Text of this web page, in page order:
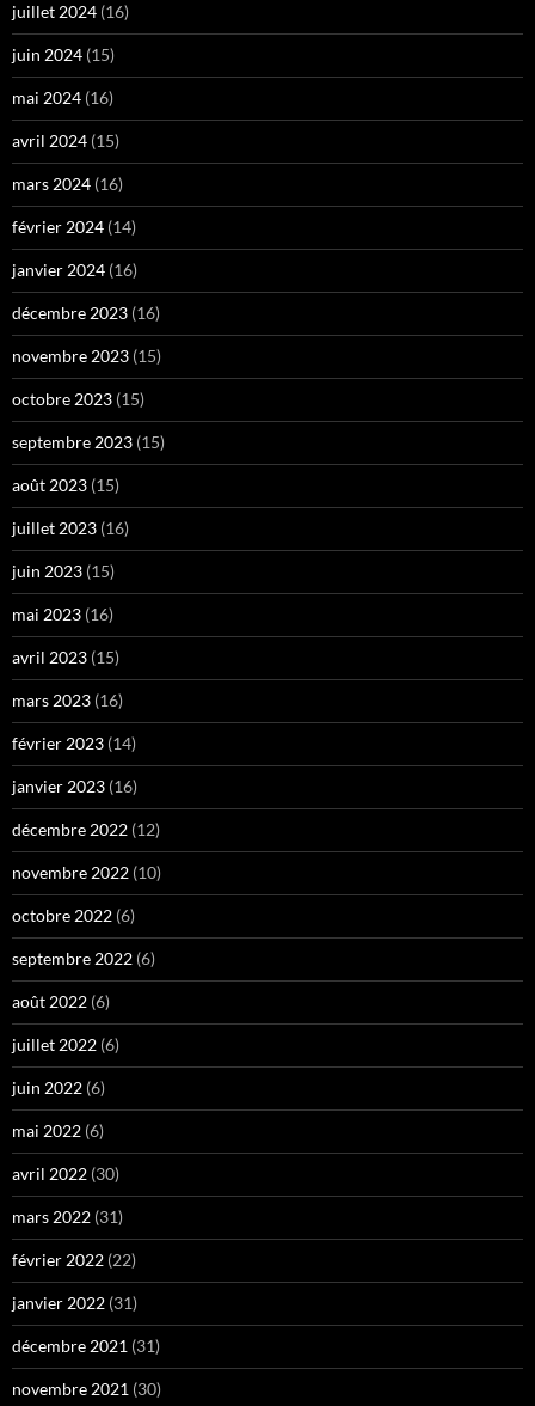
juillet 2024 (16)
juin 2024 (15)
mai 2024 (16)
avril 2024 (15)
mars 2024 (16)
février 2024 (14)
janvier 2024 (16)
décembre 2023 (16)
novembre 2023 (15)
octobre 2023 (15)
septembre 2023 (15)
août 2023 (15)
juillet 2023 (16)
juin 2023 (15)
mai 2023 (16)
avril 2023 (15)
mars 2023 (16)
février 2023 (14)
janvier 2023 (16)
décembre 2022 (12)
novembre 2022 (10)
octobre 2022 (6)
septembre 2022 (6)
août 2022 (6)
juillet 2022 (6)
juin 2022 (6)
mai 2022 (6)
avril 2022 (30)
mars 2022 (31)
février 2022 (22)
janvier 2022 (31)
décembre 2021 (31)
novembre 2021 (30)